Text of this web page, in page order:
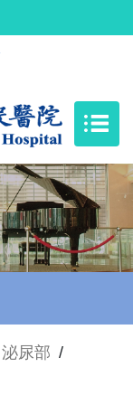
泌尿部 /